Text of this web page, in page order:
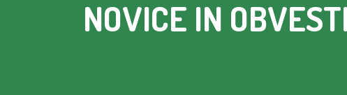
NOVICE IN